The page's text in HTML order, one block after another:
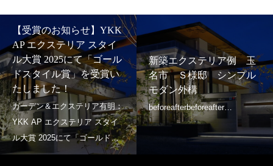
【受賞のお知らせ】YKK
AP エクステリア スタイ
ル大賞 2025にて「ゴール
ドスタイル賞」を受賞い
たしました！
新築エクステリア例 玉
名市 Ｓ様邸 シンプル
モダン外構